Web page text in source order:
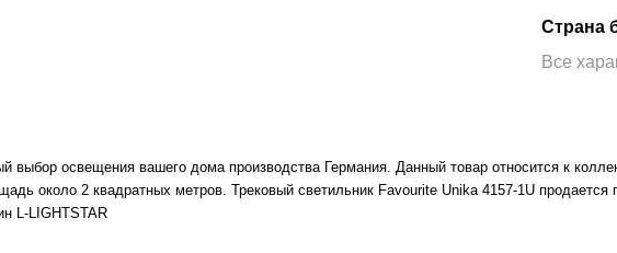
Страна
Все
выбор освещения вашего дома производства Германия. Данный товар относится к
около 2 квадратных метров. Трековый светильник Favourite Unika 4157-1U продается
L-LIGHTSTAR